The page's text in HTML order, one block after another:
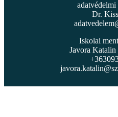
Dr.
Iskolai
Javora